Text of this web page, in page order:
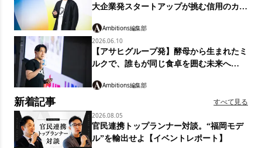
大企業発スタートアップが挑む信用のカタ
Ambitions編集部
2026.06.10
【アサヒグループ発】酵母から生まれたミ
ルクで、誰もが同じ食卓を囲む未来へ
Ambitions編集部
新着記事 すべて見る
2026.08.05
官民連携トップランナー対談。“福岡モデ
ル”を輸出せよ【イベントレポート】